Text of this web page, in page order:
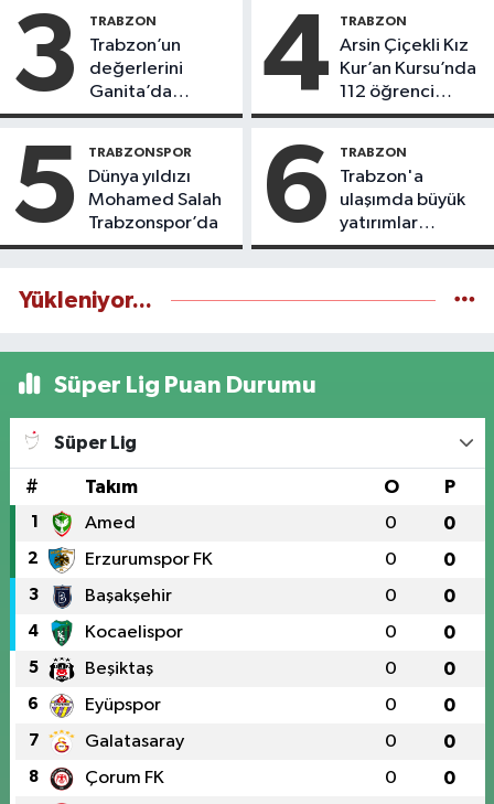
3 TRABZON
Trabzon’un
değerlerini
Ganita’da
yaşatıyoruz
4 TRABZON
Arsin Çiçekli Kız
Kur’an Kursu’nda
112 öğrenci
icazet aldı
5 TRABZONSPOR
Dünya yıldızı
Mohamed Salah
Trabzonspor’da
6 TRABZON
Trabzon'a
ulaşımda büyük
yatırımlar
yapılıyor
Yükleniyor...
Süper Lig Puan Durumu
Süper Lig
# Takım O P
1 Amed 0 0
2 Erzurumspor FK 0 0
3 Başakşehir 0 0
4 Kocaelispor 0 0
5 Beşiktaş 0 0
6 Eyüpspor 0 0
7 Galatasaray 0 0
8 Çorum FK 0 0